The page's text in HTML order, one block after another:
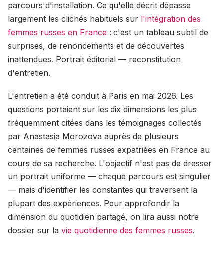
parcours d'installation. Ce qu'elle décrit dépasse
largement les clichés habituels sur l'intégration des
femmes russes en France : c'est un tableau subtil de
surprises, de renoncements et de découvertes
inattendues. Portrait éditorial — reconstitution
d'entretien.
L'entretien a été conduit à Paris en mai 2026. Les
questions portaient sur les dix dimensions les plus
fréquemment citées dans les témoignages collectés
par Anastasia Morozova auprès de plusieurs
centaines de femmes russes expatriées en France au
cours de sa recherche. L'objectif n'est pas de dresser
un portrait uniforme — chaque parcours est singulier
— mais d'identifier les constantes qui traversent la
plupart des expériences. Pour approfondir la
dimension du quotidien partagé, on lira aussi notre
dossier sur la vie quotidienne des femmes russes.